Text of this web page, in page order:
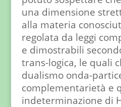
una dimensione
alla materia
regolata da leggi
e dimostrabili
trans-logica, le quali
dualismo onda-
complementarietà e
indeterminazione di